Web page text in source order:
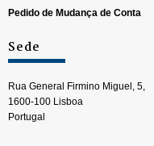
Pedido de Mudança de Conta
Sede
Rua General Firmino Miguel, 5,
1600-100 Lisboa
Portugal